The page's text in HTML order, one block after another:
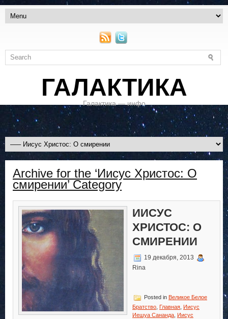
ГАЛАКТИКА
Галактика — инфо
Archive for the ‘Иисус Христос: О
смирении’ Category
ИИСУС
ХРИСТОС: О
СМИРЕНИИ
19 декабря, 2013
Rina
Posted in Великое Белое
Братство Главная Иисус
Иешуа Сананда Иисус